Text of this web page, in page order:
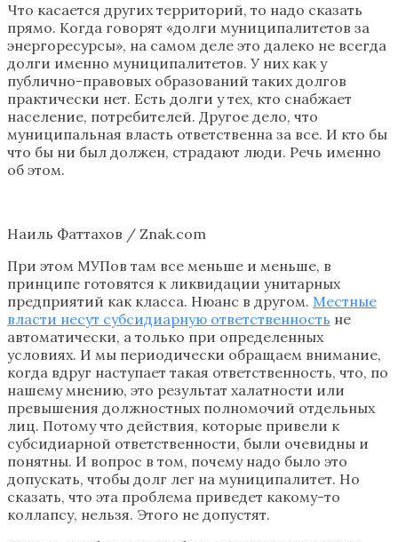
Что касается других территорий, то надо сказать
прямо. Когда говорят «долги муниципалитетов за
энергоресурсы», на самом деле это далеко не всегда
долги именно муниципалитетов. У них как у
публично-правовых образований таких долгов
практически нет. Есть долги у тех, кто снабжает
население, потребителей. Другое дело, что
муниципальная власть ответственна за все. И кто бы
что бы ни был должен, страдают люди. Речь именно
об этом.
Наиль Фаттахов / Znak.com
При этом МУПов там все меньше и меньше, в
принципе готовятся к ликвидации унитарных
предприятий как класса. Нюанс в другом. Местные
власти несут субсидиарную ответственность не
автоматически, а только при определенных
условиях. И мы периодически обращаем внимание,
когда вдруг наступает такая ответственность, что, по
нашему мнению, это результат халатности или
превышения должностных полномочий отдельных
лиц. Потому что действия, которые привели к
субсидиарной ответственности, были очевидны и
понятны. И вопрос в том, почему надо было это
допускать, чтобы долг лег на муниципалитет. Но
сказать, что эта проблема приведет какому-то
коллапсу, нельзя. Этого не допустят.